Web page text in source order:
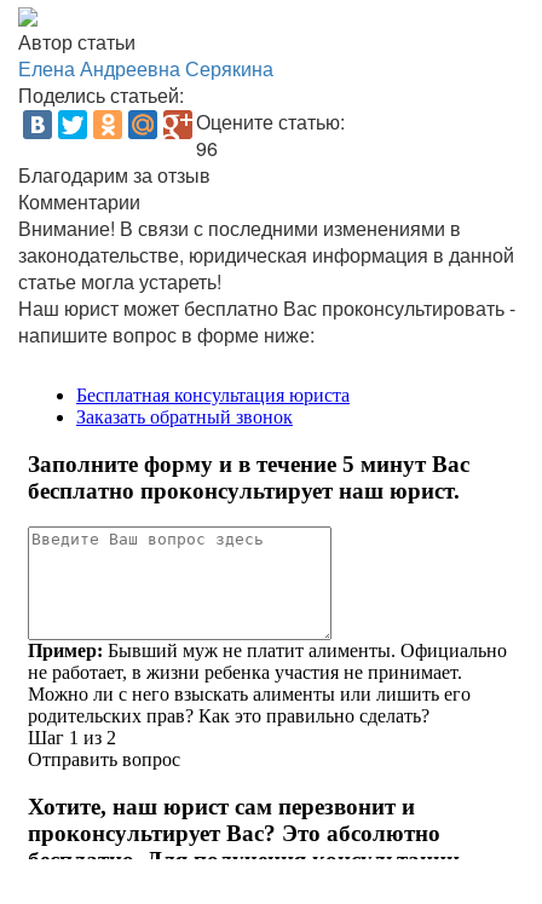
Автор статьи
Елена Андреевна Серякина
Поделись статьей:
Оцените статью:
96
Благодарим за отзыв
Комментарии
Внимание! В связи с последними изменениями в
законодательстве, юридическая информация в данной
статье могла устареть!
Наш юрист может бесплатно Вас проконсультировать -
напишите вопрос в форме ниже: